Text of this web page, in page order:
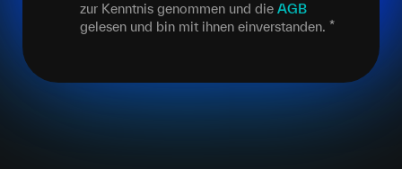
zur Kenntnis genommen und die AGB
gelesen und bin mit ihnen einverstanden. *